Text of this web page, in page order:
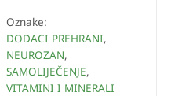
Oznake:
DODACI PREHRANI,
NEUROZAN,
SAMOLIJEČENJE,
VITAMINI I MINERALI